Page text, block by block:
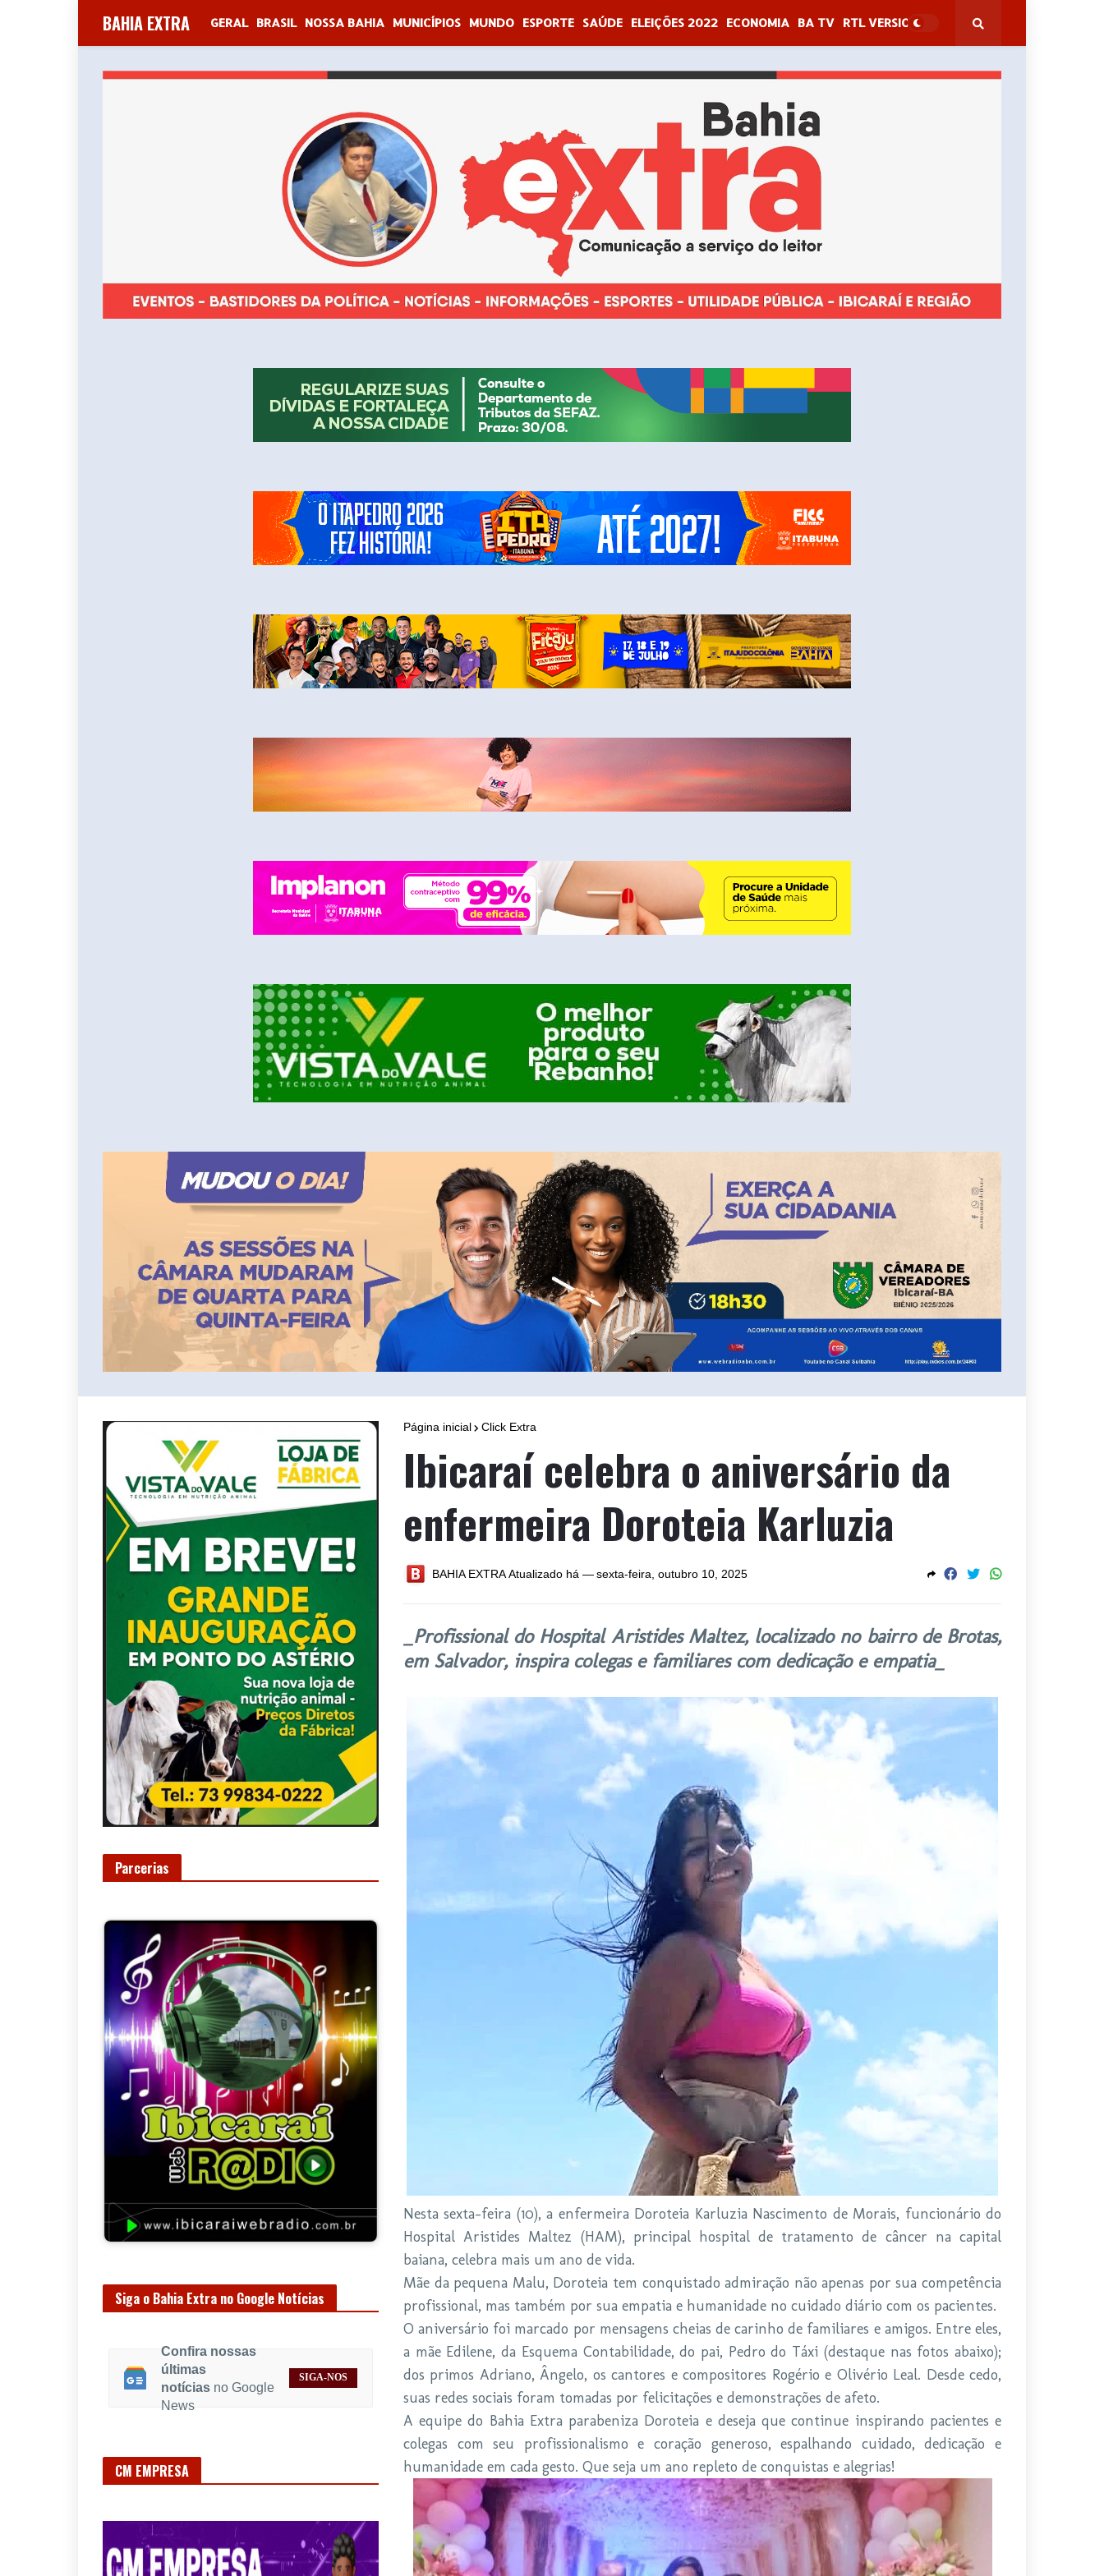
BAHIA EXTRA GERAL BRASIL NOSSA BAHIA MUNICÍPIOS MUNDO ESPORTE SAÚDE ELEIÇÕES 2022 ECONOMIA BA TV RTL VERSION
Página inicial Click Extra
Ibicaraí celebra o aniversário da
enfermeira Doroteia Karluzia
BAHIA EXTRAAtualizado há —sexta-feira, outubro 10, 2025
_Profissional do Hospital Aristides Maltez, localizado no bairro de Brotas,
em Salvador, inspira colegas e familiares com dedicação e empatia_
Nesta sexta-feira (10), a enfermeira Doroteia Karluzia Nascimento de Morais, funcionário do
Hospital Aristides Maltez (HAM), principal hospital de tratamento de câncer na capital
baiana, celebra mais um ano de vida.
Mãe da pequena Malu, Doroteia tem conquistado admiração não apenas por sua competência
profissional, mas também por sua empatia e humanidade no cuidado diário com os pacientes.
O aniversário foi marcado por mensagens cheias de carinho de familiares e amigos. Entre eles,
a mãe Edilene, da Esquema Contabilidade, do pai, Pedro do Táxi (destaque nas fotos abaixo);
dos primos Adriano, Ângelo, os cantores e compositores Rogério e Olivério Leal. Desde cedo,
suas redes sociais foram tomadas por felicitações e demonstrações de afeto.
A equipe do Bahia Extra parabeniza Doroteia e deseja que continue inspirando pacientes e
colegas com seu profissionalismo e coração generoso, espalhando cuidado, dedicação e
humanidade em cada gesto. Que seja um ano repleto de conquistas e alegrias!
Parcerias
Siga o Bahia Extra no Google Notícias
últimas
notíciasno Google
SIGA-NOS
CM EMPRESA